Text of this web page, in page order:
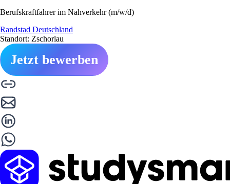
Berufskraftfahrer im Nahverkehr (m/w/d)
Randstad Deutschland
Standort: Zschorlau
Jetzt bewerben